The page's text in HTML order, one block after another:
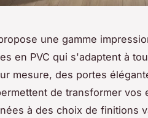
une gamme
en PVC qui s'adaptent à
mesure, des portes
de transformer vos
à des choix de finitions